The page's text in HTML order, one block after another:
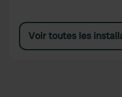
Voir toutes les